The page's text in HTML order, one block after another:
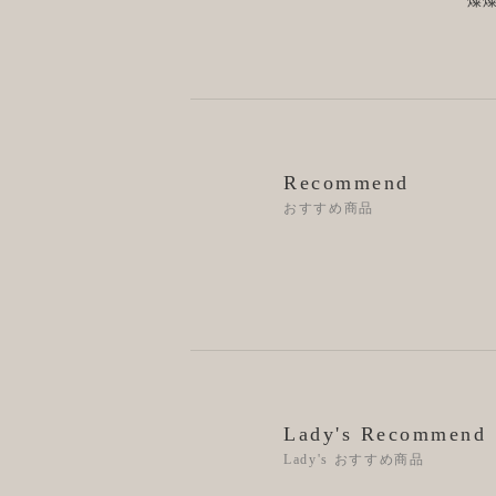
Recommend
おすすめ商品
Lady's Recommend
Lady's おすすめ商品